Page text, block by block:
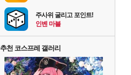
주사위 굴리고 포인트!
인벤 마블
추천 코스프레 갤러리